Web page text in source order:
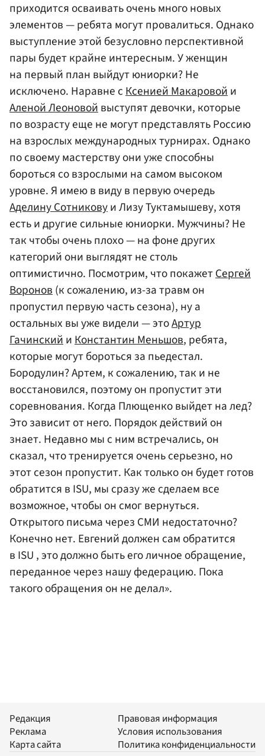
приходится осваивать очень много новых
элементов — ребята могут провалиться. Однако
выступление этой безусловно перспективной
пары будет крайне интересным. У женщин
на первый план выйдут юниорки? Не
исключено. Наравне сКсенией Макаровойи
Аленой Леоновойвыступят девочки, которые
по возрасту еще не могут представлять Россию
на взрослых международных турнирах. Однако
по своему мастерству они уже способны
бороться со взрослыми на самом высоком
уровне. Я имею в виду в первую очередь
Аделину Сотниковуи Лизу Туктамышеву, хотя
есть и другие сильные юниорки. Мужчины? Не
так чтобы очень плохо — на фоне других
категорий они выглядят не столь
оптимистично. Посмотрим, что покажетСергей
Воронов(к сожалению, из-за травм он
пропустил первую часть сезона), ну а
остальных вы уже видели — этоАртур
ГачинскийиКонстантин Меньшов, ребята,
которые могут бороться за пьедестал.
Бородулин? Артем, к сожалению, так и не
восстановился, поэтому он пропустит эти
соревнования. Когда Плющенко выйдет на лед?
Это зависит от него. Порядок действий он
знает. Недавно мы с ним встречались, он
сказал, что тренируется очень серьезно, но
этот сезон пропустит. Как только он будет готов
обратится в ISU, мы сразу же сделаем все
возможное, чтобы он смог вернуться.
Открытого письма через СМИ недостаточно?
Конечно нет. Евгений должен сам обратится
в ISU , это должно быть его личное обращение,
переданное через нашу федерацию. Пока
такого обращения он не делал».
Редакция
Реклама
Карта сайта
Правовая информация
Условия использования
Политика конфиденциальности